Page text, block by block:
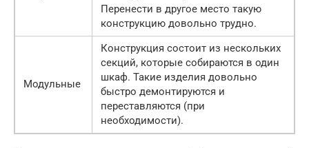
Перенести в другое место такую
конструкцию довольно трудно.
Модульные
Конструкция состоит из нескольких
секций, которые собираются в один
шкаф. Такие изделия довольно
быстро демонтируются и
переставляются (при
необходимости).